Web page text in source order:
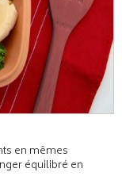
en mêmes
équilibré en